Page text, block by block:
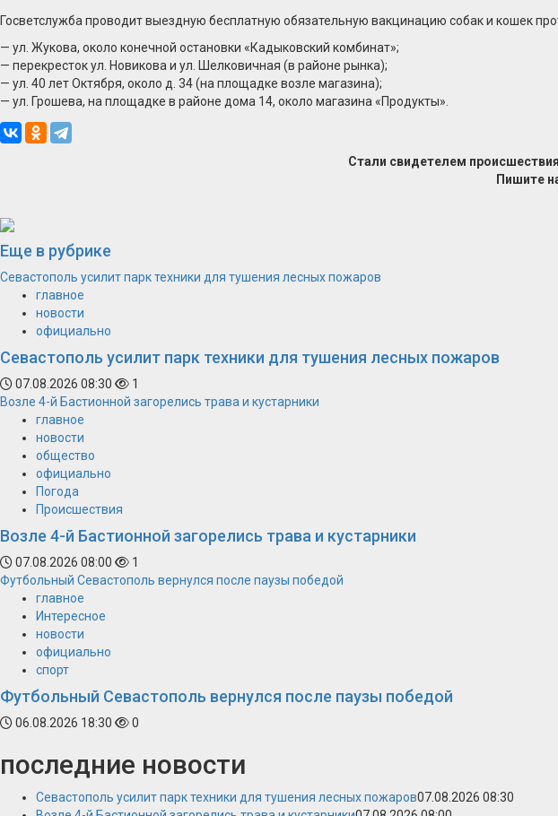
Госветслужба проводит выездную бесплатную обязательную вакцинацию собак и кошек
— ул. Жукова, около конечной остановки «Кадыковский комбинат»;
— перекресток ул. Новикова и ул. Шелковичная (в районе рынка);
— ул. 40 лет Октября, около д. 34 (на площадке возле магазина);
— ул. Грошева, на площадке в районе дома 14, около магазина «Продукты».
Стали свидетелем
Пишите
Еще в рубрике
Севастополь усилит парк техники для тушения лесных пожаров
главное
новости
официально
Севастополь усилит парк техники для тушения лесных пожаров
07.08.2026 08:30
1
Возле 4-й Бастионной загорелись трава и кустарники
главное
новости
общество
официально
Погода
Происшествия
Возле 4-й Бастионной загорелись трава и кустарники
07.08.2026 08:00
1
Футбольный Севастополь вернулся после паузы победой
главное
Интересное
новости
официально
спорт
Футбольный Севастополь вернулся после паузы победой
06.08.2026 18:30 0
последние новости
Севастополь усилит парк техники для тушения лесных пожаров07.08.2026 08:30